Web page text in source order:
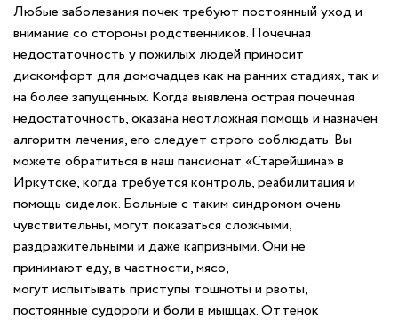
Любые заболевания почек требуют постоянный уход и
внимание со стороны родственников. Почечная
недостаточность у пожилых людей приносит
дискомфорт для домочадцев как на ранних стадиях, так и
на более запущенных. Когда выявлена острая почечная
недостаточность, оказана неотложная помощь и назначен
алгоритм лечения, его следует строго соблюдать. Вы
можете обратиться в наш пансионат «Старейшина» в
Иркутске, когда требуется контроль, реабилитация и
помощь сиделок. Больные с таким синдромом очень
чувствительны, могут показаться сложными,
раздражительными и даже капризными. Они не
принимают еду, в частности, мясо,
могут испытывать приступы тошноты и рвоты,
постоянные судороги и боли в мышцах. Оттенок